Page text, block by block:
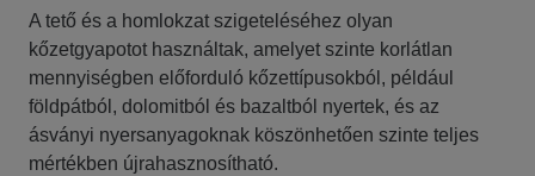
A tető és a homlokzat szigeteléséhez olyan
kőzetgyapotot használtak, amelyet szinte korlátlan
mennyiségben előforduló kőzettípusokból, például
földpátból, dolomitból és bazaltból nyertek, és az
ásványi nyersanyagoknak köszönhetően szinte teljes
mértékben újrahasznosítható.